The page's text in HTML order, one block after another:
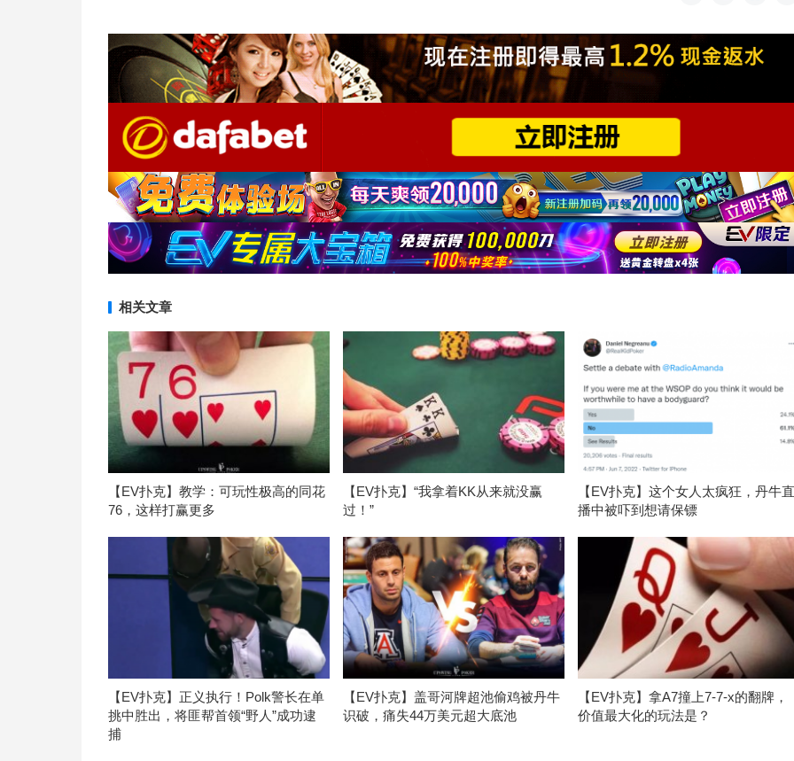
相关文章
【EV扑克】教学：可玩性极高的同花
76，这样打赢更多
【EV扑克】“我拿着KK从来就没赢
过！”
【EV扑克】这个女人太疯狂，丹牛
播中被吓到想请保镖
【EV扑克】正义执行！Polk警长在单
挑中胜出，将匪帮首领“野人”成功逮
捕
【EV扑克】盖哥河牌超池偷鸡被丹牛
识破，痛失44万美元超大底池
【EV扑克】拿A7撞上7-7-x的翻牌，
价值最大化的玩法是？